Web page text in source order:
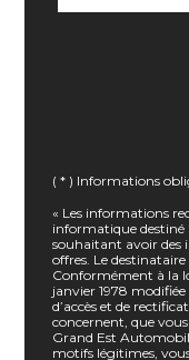
( * ) Informations
« Les informations
informatique destiné
souhaitant avoir des
offres. Le
Conformément à la
janvier 1978
d’accès et de
concernent, que
Grand Est
motifs légitimes,